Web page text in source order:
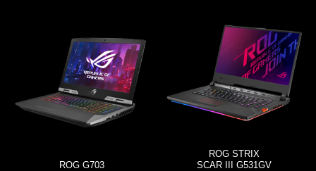
ROG G703
ROG STRIX
SCAR III G531GV